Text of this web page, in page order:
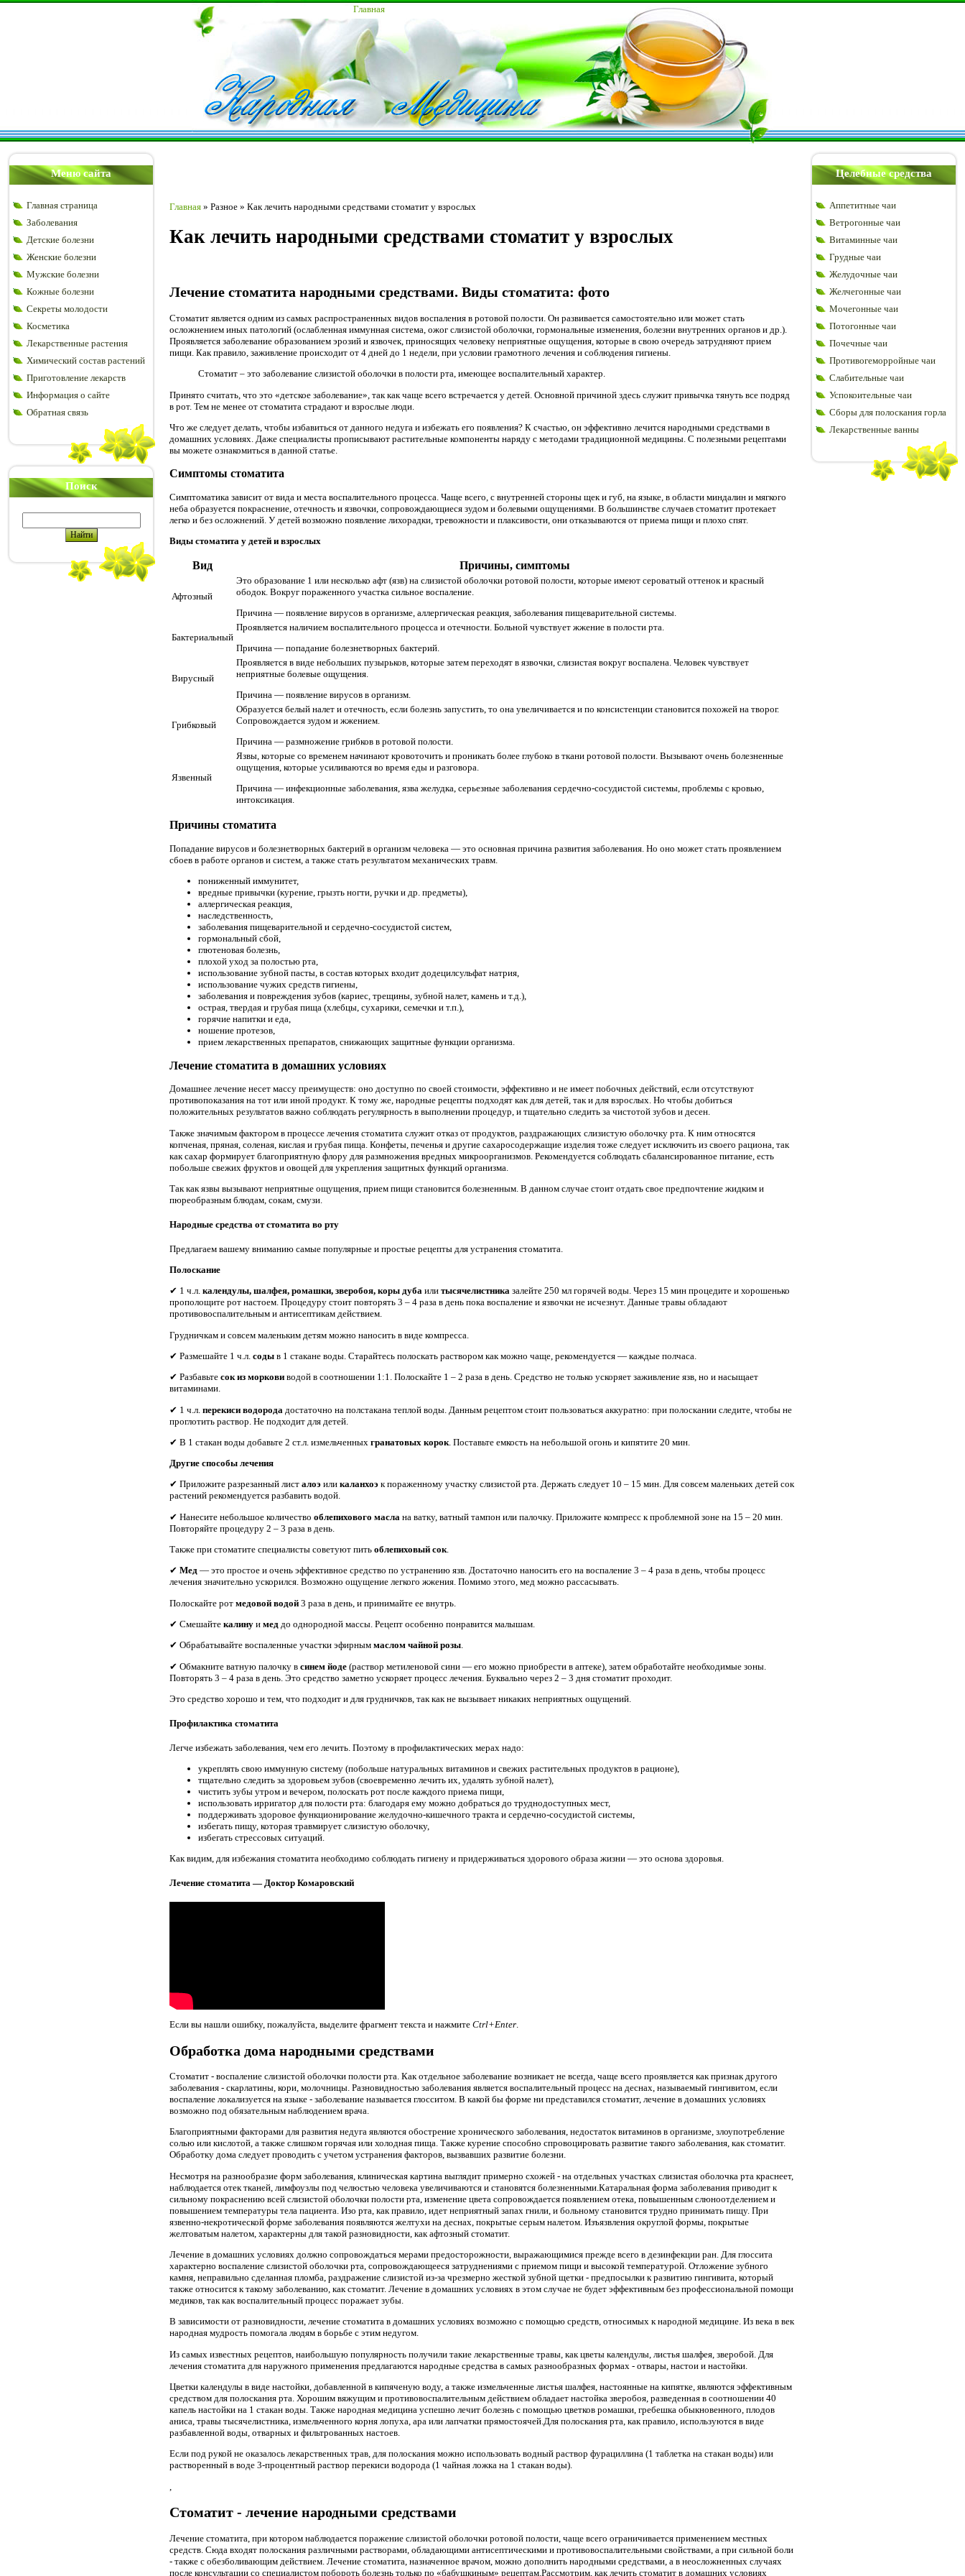
Главная
Меню сайта
Главная страница
Заболевания
Детские болезни
Женские болезни
Мужские болезни
Кожные болезни
Секреты молодости
Косметика
Лекарственные растения
Химический состав растений
Приготовление лекарств
Информация о сайте
Обратная связь
Поиск
Главная » Разное » Как лечить народными средствами стоматит у взрослых
Как лечить народными средствами стоматит у взрослых
Лечение стоматита народными средствами. Виды стоматита: фото
Стоматит является одним из самых распространенных видов воспаления в ротовой полости. Он развивается самостоятельно или может стать
осложнением иных патологий (ослабленная иммунная система, ожог слизистой оболочки, гормональные изменения, болезни внутренних органов и др.).
Проявляется заболевание образованием эрозий и язвочек, приносящих человеку неприятные ощущения, которые в свою очередь затрудняют прием
пищи. Как правило, заживление происходит от 4 дней до 1 недели, при условии грамотного лечения и соблюдения гигиены.
Стоматит – это заболевание слизистой оболочки в полости рта, имеющее воспалительный характер.
Принято считать, что это «детское заболевание», так как чаще всего встречается у детей. Основной причиной здесь служит привычка тянуть все подряд
в рот. Тем не менее от стоматита страдают и взрослые люди.
Что же следует делать, чтобы избавиться от данного недуга и избежать его появления? К счастью, он эффективно лечится народными средствами в
домашних условиях. Даже специалисты прописывают растительные компоненты наряду с методами традиционной медицины. С полезными рецептами
вы можете ознакомиться в данной статье.
Симптомы стоматита
Симптоматика зависит от вида и места воспалительного процесса. Чаще всего, с внутренней стороны щек и губ, на языке, в области миндалин и мягкого
неба образуется покраснение, отечность и язвочки, сопровождающиеся зудом и болевыми ощущениями. В большинстве случаев стоматит протекает
легко и без осложнений. У детей возможно появление лихорадки, тревожности и плаксивости, они отказываются от приема пищи и плохо спят.
Виды стоматита у детей и взрослых
Вид Причины, симптомы
Афтозный
Это образование 1 или несколько афт (язв) на слизистой оболочки ротовой полости, которые имеют сероватый оттенок и красный
ободок. Вокруг пораженного участка сильное воспаление.
Причина — появление вирусов в организме, аллергическая реакция, заболевания пищеварительной системы.
Бактериальный
Проявляется наличием воспалительного процесса и отечности. Больной чувствует жжение в полости рта.
Причина — попадание болезнетворных бактерий.
Вирусный
Проявляется в виде небольших пузырьков, которые затем переходят в язвочки, слизистая вокруг воспалена. Человек чувствует
неприятные болевые ощущения.
Причина — появление вирусов в организм.
Грибковый
Образуется белый налет и отечность, если болезнь запустить, то она увеличивается и по консистенции становится похожей на творог.
Сопровождается зудом и жжением.
Причина — размножение грибков в ротовой полости.
Язвенный
Язвы, которые со временем начинают кровоточить и проникать более глубоко в ткани ротовой полости. Вызывают очень болезненные
ощущения, которые усиливаются во время еды и разговора.
Причина — инфекционные заболевания, язва желудка, серьезные заболевания сердечно-сосудистой системы, проблемы с кровью,
интоксикация.
Причины стоматита
Попадание вирусов и болезнетворных бактерий в организм человека — это основная причина развития заболевания. Но оно может стать проявлением
сбоев в работе органов и систем, а также стать результатом механических травм.
пониженный иммунитет,
вредные привычки (курение, грызть ногти, ручки и др. предметы),
аллергическая реакция,
наследственность,
заболевания пищеварительной и сердечно-сосудистой систем,
гормональный сбой,
глютеновая болезнь,
плохой уход за полостью рта,
использование зубной пасты, в состав которых входит додецилсульфат натрия,
использование чужих средств гигиены,
заболевания и повреждения зубов (кариес, трещины, зубной налет, камень и т.д.),
острая, твердая и грубая пища (хлебцы, сухарики, семечки и т.п.),
горячие напитки и еда,
ношение протезов,
прием лекарственных препаратов, снижающих защитные функции организма.
Лечение стоматита в домашних условиях
Домашнее лечение несет массу преимуществ: оно доступно по своей стоимости, эффективно и не имеет побочных действий, если отсутствуют
противопоказания на тот или иной продукт. К тому же, народные рецепты подходят как для детей, так и для взрослых. Но чтобы добиться
положительных результатов важно соблюдать регулярность в выполнении процедур, и тщательно следить за чистотой зубов и десен.
Также значимым фактором в процессе лечения стоматита служит отказ от продуктов, раздражающих слизистую оболочку рта. К ним относятся
копченая, пряная, соленая, кислая и грубая пища. Конфеты, печенья и другие сахаросодержащие изделия тоже следует исключить из своего рациона, так
как сахар формирует благоприятную флору для размножения вредных микроорганизмов. Рекомендуется соблюдать сбалансированное питание, есть
побольше свежих фруктов и овощей для укрепления защитных функций организма.
Так как язвы вызывают неприятные ощущения, прием пищи становится болезненным. В данном случае стоит отдать свое предпочтение жидким и
пюреобразным блюдам, сокам, смузи.
Народные средства от стоматита во рту
Предлагаем вашему вниманию самые популярные и простые рецепты для устранения стоматита.
Полоскание
✔ 1 ч.л. календулы, шалфея, ромашки, зверобоя, коры дуба или тысячелистника залейте 250 мл горячей воды. Через 15 мин процедите и хорошенько
прополощите рот настоем. Процедуру стоит повторять 3 – 4 раза в день пока воспаление и язвочки не исчезнут. Данные травы обладают
противовоспалительным и антисептикам действием.
Грудничкам и совсем маленьким детям можно наносить в виде компресса.
✔ Размешайте 1 ч.л. соды в 1 стакане воды. Старайтесь полоскать раствором как можно чаще, рекомендуется — каждые полчаса.
✔ Разбавьте сок из моркови водой в соотношении 1:1. Полоскайте 1 – 2 раза в день. Средство не только ускоряет заживление язв, но и насыщает
витаминами.
✔ 1 ч.л. перекиси водорода достаточно на полстакана теплой воды. Данным рецептом стоит пользоваться аккуратно: при полоскании следите, чтобы не
проглотить раствор. Не подходит для детей.
✔ В 1 стакан воды добавьте 2 ст.л. измельченных гранатовых корок . Поставьте емкость на небольшой огонь и кипятите 20 мин.
Другие способы лечения
✔ Приложите разрезанный лист алоэ или каланхоэ к пораженному участку слизистой рта. Держать следует 10 – 15 мин. Для совсем маленьких детей сок
растений рекомендуется разбавить водой.
✔ Нанесите небольшое количество облепихового масла на ватку, ватный тампон или палочку. Приложите компресс к проблемной зоне на 15 – 20 мин.
Повторяйте процедуру 2 – 3 раза в день.
Также при стоматите специалисты советуют пить облепиховый сок.
✔ Мед — это простое и очень эффективное средство по устранению язв. Достаточно наносить его на воспаление 3 – 4 раза в день, чтобы процесс
лечения значительно ускорился. Возможно ощущение легкого жжения. Помимо этого, мед можно рассасывать.
Полоскайте рот медовой водой 3 раза в день, и принимайте ее внутрь.
✔ Смешайте калину и мед до однородной массы. Рецепт особенно понравится малышам.
✔ Обрабатывайте воспаленные участки эфирным маслом чайной розы.
✔ Обмакните ватную палочку в синем йоде (раствор метиленовой сини — его можно приобрести в аптеке), затем обработайте необходимые зоны.
Повторять 3 – 4 раза в день. Это средство заметно ускоряет процесс лечения. Буквально через 2 – 3 дня стоматит проходит.
Это средство хорошо и тем, что подходит и для грудничков, так как не вызывает никаких неприятных ощущений.
Профилактика стоматита
Легче избежать заболевания, чем его лечить. Поэтому в профилактических мерах надо:
укреплять свою иммунную систему (побольше натуральных витаминов и свежих растительных продуктов в рационе),
тщательно следить за здоровьем зубов (своевременно лечить их, удалять зубной налет),
чистить зубы утром и вечером, полоскать рот после каждого приема пищи,
использовать ирригатор для полости рта: благодаря ему можно добраться до труднодоступных мест,
поддерживать здоровое функционирование желудочно-кишечного тракта и сердечно-сосудистой системы,
избегать пищу, которая травмирует слизистую оболочку,
избегать стрессовых ситуаций.
Как видим, для избежания стоматита необходимо соблюдать гигиену и придерживаться здорового образа жизни — это основа здоровья.
Лечение стоматита — Доктор Комаровский
Если вы нашли ошибку, пожалуйста, выделите фрагмент текста и нажмите Ctrl+Enter
Обработка дома народными средствами
Стоматит - воспаление слизистой оболочки полости рта. Как отдельное заболевание возникает не всегда, чаще всего проявляется как признак другого
заболевания - скарлатины, кори, молочницы. Разновидностью заболевания является воспалительный процесс на деснах, называемый гингивитом, если
воспаление локализуется на языке - заболевание называется глосситом. В какой бы форме ни представился стоматит, лечение в домашних условиях
возможно под обязательным наблюдением врача.
Благоприятными факторами для развития недуга являются обострение хронического заболевания, недостаток витаминов в организме, злоупотребление
солью или кислотой, а также слишком горячая или холодная пища. Также курение способно спровоцировать развитие такого заболевания, как стоматит.
Обработку дома следует проводить с учетом устранения факторов, вызвавших развитие болезни.
Несмотря на разнообразие форм заболевания, клиническая картина выглядит примерно схожей - на отдельных участках слизистая оболочка рта краснеет,
наблюдается отек тканей, лимфоузлы под челюстью человека увеличиваются и становятся болезненными.Катаральная форма заболевания приводит к
сильному покраснению всей слизистой оболочки полости рта, изменение цвета сопровождается появлением отека, повышенным слюноотделением и
повышением температуры тела пациента. Изо рта, как правило, идет неприятный запах гнили, и больному становится трудно принимать пищу. При
язвенно-некротической форме заболевания появляются желтухи на деснах, покрытые серым налетом. Изъязвления округлой формы, покрытые
желтоватым налетом, характерны для такой разновидности, как афтозный стоматит.
Лечение в домашних условиях должно сопровождаться мерами предосторожности, выражающимися прежде всего в дезинфекции ран. Для глоссита
характерно воспаление слизистой оболочки рта, сопровождающееся затруднениями с приемом пищи и высокой температурой. Отложение зубного
камня, неправильно сделанная пломба, раздражение слизистой из-за чрезмерно жесткой зубной щетки - предпосылки к развитию гингивита, который
также относится к такому заболеванию, как стоматит. Лечение в домашних условиях в этом случае не будет эффективным без профессиональной помощи
медиков, так как воспалительный процесс поражает зубы.
В зависимости от разновидности, лечение стоматита в домашних условиях возможно с помощью средств, относимых к народной медицине. Из века в век
народная мудрость помогала людям в борьбе с этим недугом.
Из самых известных рецептов, наибольшую популярность получили такие лекарственные травы, как цветы календулы, листья шалфея, зверобой. Для
лечения стоматита для наружного применения предлагаются народные средства в самых разнообразных формах - отвары, настои и настойки.
Цветки календулы в виде настойки, добавленной в кипяченую воду, а также измельченные листья шалфея, настоянные на кипятке, являются эффективным
средством для полоскания рта. Хорошим вяжущим и противовоспалительным действием обладает настойка зверобоя, разведенная в соотношении 40
капель настойки на 1 стакан воды. Также народная медицина успешно лечит болезнь с помощью цветков ромашки, гребешка обыкновенного, плодов
аниса, травы тысячелистника, измельченного корня лопуха, ара или лапчатки прямостоячей.Для полоскания рта, как правило, используются в виде
разбавленной воды, отварных и фильтрованных настоев.
Если под рукой не оказалось лекарственных трав, для полоскания можно использовать водный раствор фурациллина (1 таблетка на стакан воды) или
растворенный в воде 3-процентный раствор перекиси водорода (1 чайная ложка на 1 стакан воды).
Стоматит - лечение народными средствами
Лечение стоматита, при котором наблюдается поражение слизистой оболочки ротовой полости, чаще всего ограничивается применением местных
средств. Сюда входят полоскания различными растворами, обладающими антисептическими и противовоспалительными свойствами, а при сильной боли
- также с обезболивающим действием. Лечение стоматита, назначенное врачом, можно дополнить народными средствами, а в неосложненных случаях
после консультации со специалистом побороть болезнь только по «бабушкиным» рецептам.Рассмотрим, как лечить стоматит в домашних условиях
Целебные средства
Аппетитные чаи
Ветрогонные чаи
Витаминные чаи
Грудные чаи
Желудочные чаи
Желчегонные чаи
Мочегонные чаи
Потогонные чаи
Почечные чаи
Противогеморройные чаи
Слабительные чаи
Успокоительные чаи
Сборы для полоскания горла
Лекарственные ванны